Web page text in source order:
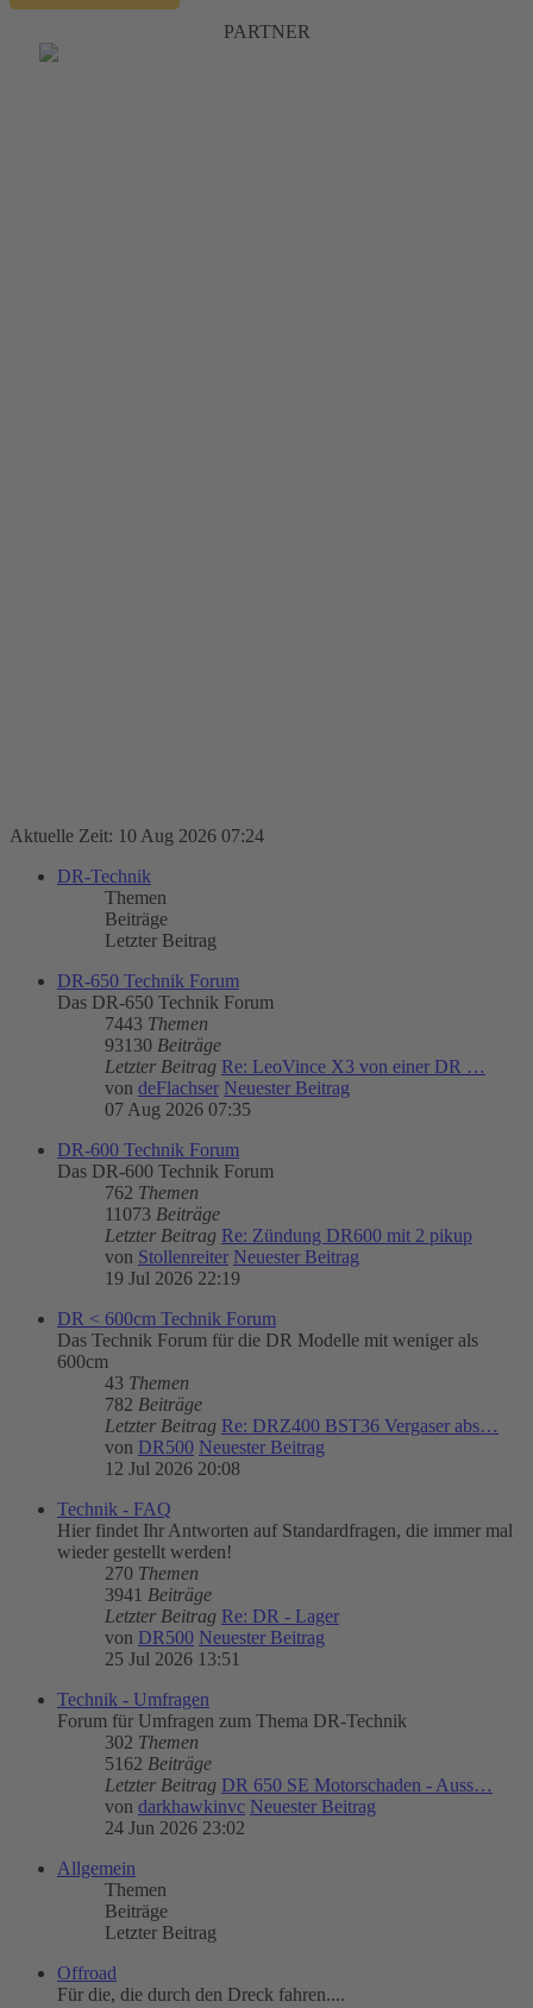
PARTNER
Aktuelle Zeit: 10 Aug 2026 07:24
DR-Technik
Themen
Beiträge
Letzter Beitrag
DR-650 Technik Forum
Das DR-650 Technik Forum
7443 Themen
93130 Beiträge
Letzter Beitrag Re: LeoVince X3 von einer DR …
von deFlachser Neuester Beitrag
07 Aug 2026 07:35
DR-600 Technik Forum
Das DR-600 Technik Forum
762 Themen
11073 Beiträge
Letzter Beitrag Re: Zündung DR600 mit 2 pikup
von Stollenreiter Neuester Beitrag
19 Jul 2026 22:19
DR < 600cm Technik Forum
Das Technik Forum für die DR Modelle mit weniger als
600cm
43 Themen
782 Beiträge
Letzter Beitrag Re: DRZ400 BST36 Vergaser abs…
von DR500 Neuester Beitrag
12 Jul 2026 20:08
Technik - FAQ
Hier findet Ihr Antworten auf Standardfragen, die immer mal
wieder gestellt werden!
270 Themen
3941 Beiträge
Letzter Beitrag Re: DR - Lager
von DR500 Neuester Beitrag
25 Jul 2026 13:51
Technik - Umfragen
Forum für Umfragen zum Thema DR-Technik
302 Themen
5162 Beiträge
Letzter Beitrag DR 650 SE Motorschaden - Auss…
von darkhawkinvc Neuester Beitrag
24 Jun 2026 23:02
Allgemein
Themen
Beiträge
Letzter Beitrag
Offroad
Für die, die durch den Dreck fahren....